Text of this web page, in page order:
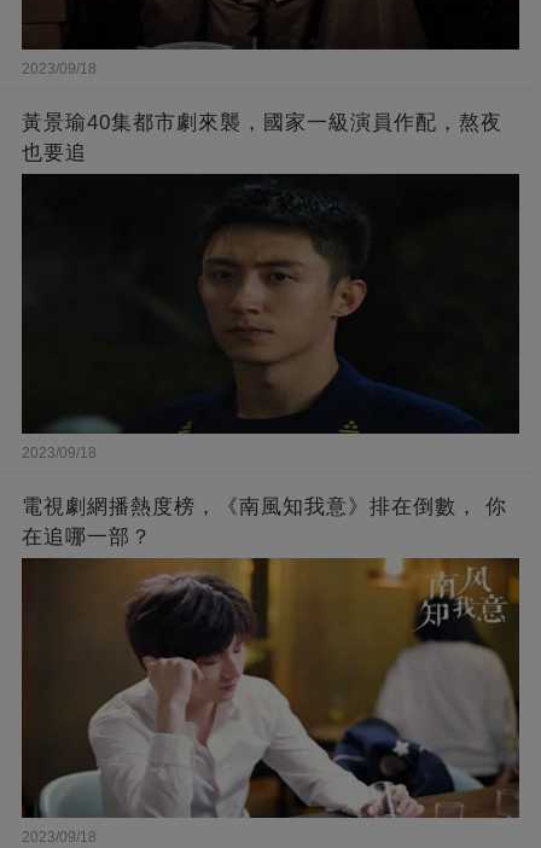
2023/09/18
黃景瑜40集都市劇來襲，國家一級演員作配，熬夜
也要追
2023/09/18
電視劇網播熱度榜，《南風知我意》排在倒數， 你
在追哪一部？
2023/09/18